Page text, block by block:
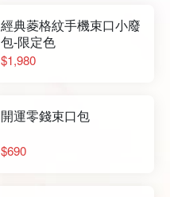
經典菱格紋手機束口小廢
包-限定色
$1,980
開運零錢束口包
$690